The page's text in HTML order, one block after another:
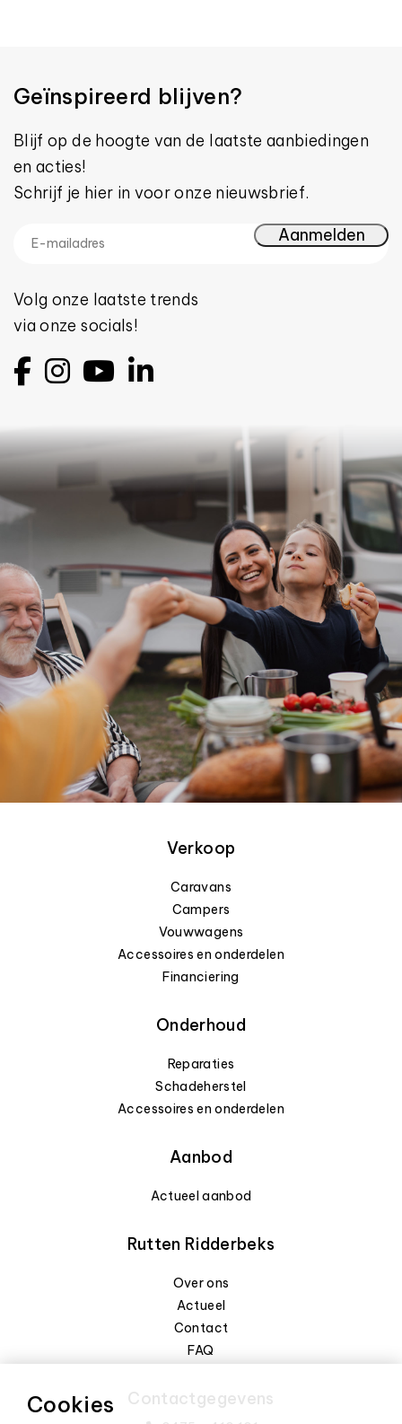
Cookies
Geïnspireerd blijven?
Blijf op de hoogte van de laatste aanbiedingen
en acties!
Schrijf je hier in voor onze nieuwsbrief.
Volg onze laatste trends
via onze socials!
Verkoop
Caravans
Campers
Vouwwagens
Accessoires en onderdelen
Financiering
Onderhoud
Reparaties
Schadeherstel
Accessoires en onderdelen
Aanbod
Actueel aanbod
Rutten Ridderbeks
Over ons
Actueel
Contact
FAQ
Contactgegevens